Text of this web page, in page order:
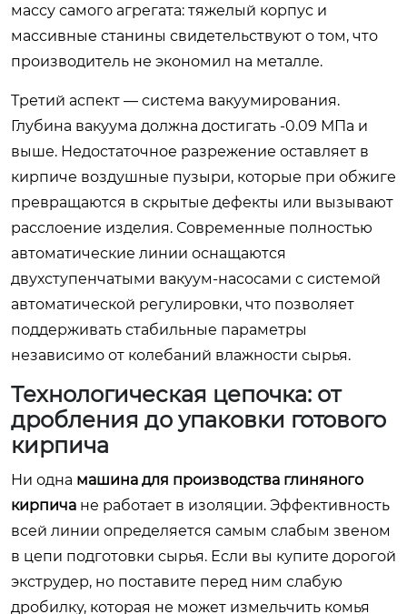
массу самого агрегата: тяжелый корпус и
массивные станины свидетельствуют о том, что
производитель не экономил на металле.
Третий аспект — система вакуумирования.
Глубина вакуума должна достигать -0.09 МПа и
выше. Недостаточное разрежение оставляет в
кирпиче воздушные пузыри, которые при обжиге
превращаются в скрытые дефекты или вызывают
расслоение изделия. Современные полностью
автоматические линии оснащаются
двухступенчатыми вакуум-насосами с системой
автоматической регулировки, что позволяет
поддерживать стабильные параметры
независимо от колебаний влажности сырья.
Технологическая цепочка: от
дробления до упаковки готового
кирпича
Ни одна машина для производства глиняного
кирпича не работает в изоляции. Эффективность
всей линии определяется самым слабым звеном
в цепи подготовки сырья. Если вы купите дорогой
экструдер, но поставите перед ним слабую
дробилку, которая не может измельчить комья